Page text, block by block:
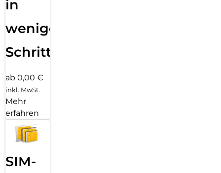
in
wenigen
Schritten
ab 0,00 €
inkl. MwSt.
Mehr
erfahren
SIM-